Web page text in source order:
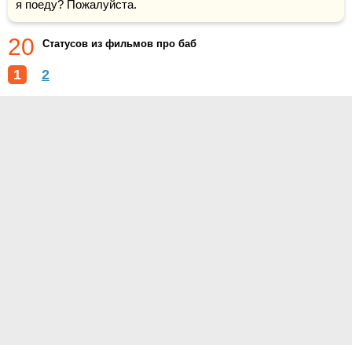
я поеду? Пожалуйста.
20 Статусов из фильмов про баб
1 2